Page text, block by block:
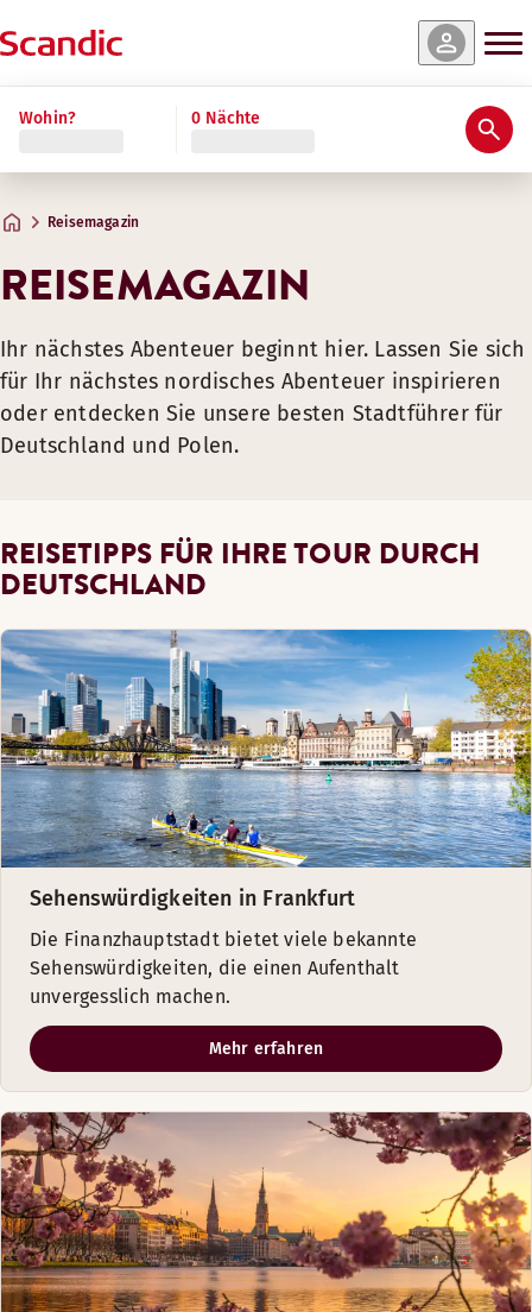
Wohin? 0 Nächte
Reisemagazin
REISEMAGAZIN
Ihr nächstes Abenteuer beginnt hier. Lassen Sie sich
für Ihr nächstes nordisches Abenteuer inspirieren
oder entdecken Sie unsere besten Stadtführer für
Deutschland und Polen.
REISETIPPS FÜR IHRE TOUR DURCH
DEUTSCHLAND
Sehenswürdigkeiten in Frankfurt
Die Finanzhauptstadt bietet viele bekannte
Sehenswürdigkeiten, die einen Aufenthalt
unvergesslich machen.
Mehr erfahren